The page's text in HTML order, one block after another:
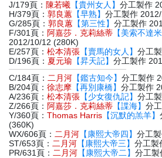
J/179頁： 陳若曦 【貴州女人】分工製作
H/379頁：郭良蕙 【早熟】分工製作
G/285頁：郭良蕙 【第三性】分工製作
F/301頁： 阿嘉莎．克莉絲蒂 【美索不達
2012/10/12 (280K)
E/257頁：松本清張 【賣馬的女人】分工
D/196頁： 夏元瑜 【昇天記】分工製作
C/184頁： 二月河 【鑑古知今】分工製作
B/204頁：徐志摩 【再別康橋】分工製作
A/236頁：松本清張 【少女復仇記】分工
Z/266頁： 阿嘉莎．克莉絲蒂 【諜海】分
Y/360頁：Thomas Harris 【沉默的羔羊】
(360K)
WX/606頁： 二月河 【康熙大帝四】分工
ST/653頁： 二月河 【康熙大帝三】分工製
PR/631頁： 二月河 【康熙大帝二】分工